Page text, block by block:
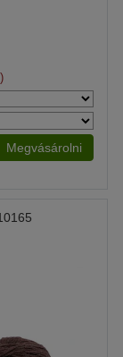
Megvásárolni